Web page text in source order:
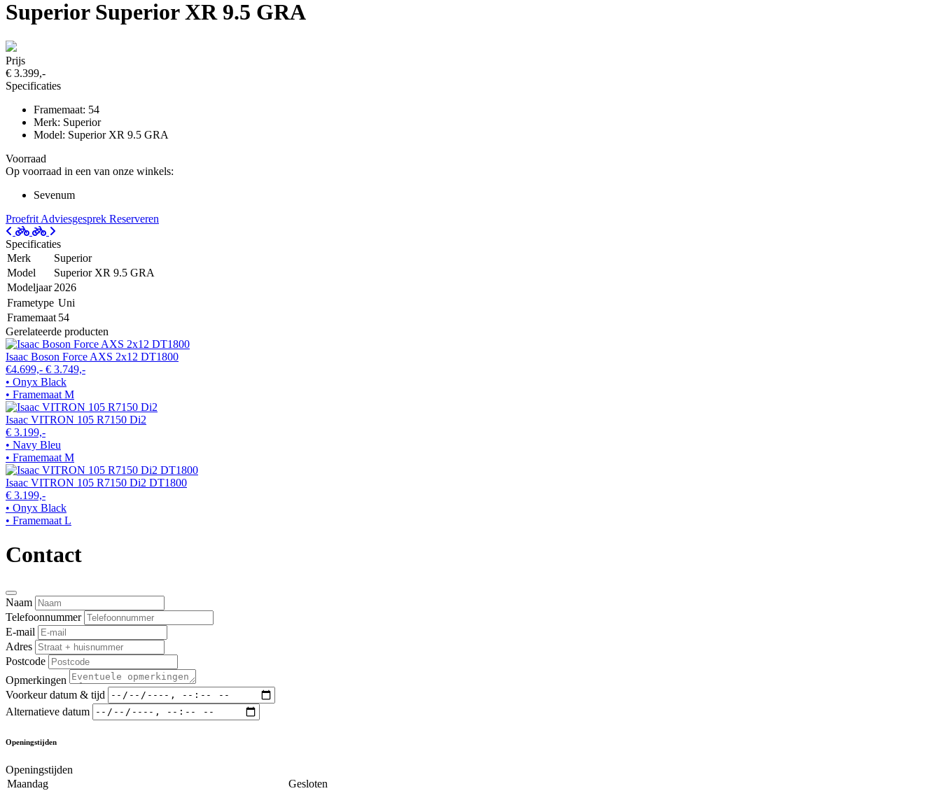
Superior Superior XR 9.5 GRA
Prijs
€ 3.399,-
Specificaties
Framemaat: 54
Merk: Superior
Model: Superior XR 9.5 GRA
Voorraad
Op voorraad in een van onze winkels:
Sevenum
Proefrit Adviesgesprek Reserveren
Specificaties
Merk
Superior
Model
Superior XR 9.5 GRA
Modeljaar 2026
Frametype Uni
Framemaat 54
Gerelateerde producten
Isaac Boson Force AXS 2x12 DT1800
€4.699,- € 3.749,-
• Onyx Black
• Framemaat M
Isaac VITRON 105 R7150 Di2
€ 3.199,-
• Navy Bleu
• Framemaat M
Isaac VITRON 105 R7150 Di2 DT1800
€ 3.199,-
• Onyx Black
• Framemaat L
Contact
Naam
Telefoonnummer
E-mail
Adres
Postcode
Opmerkingen
Voorkeur datum & tijd
Alternatieve datum
Openingstijden
Openingstijden
Maandag
Gesloten